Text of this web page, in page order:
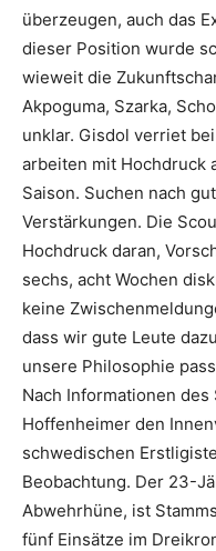
überzeugen, auch das
dieser Position wurde
wieweit die
Akpoguma, Szarka,
unklar. Gisdol verriet
arbeiten mit Hochdruck
Saison. Suchen nach
Verstärkungen. Die
Hochdruck daran,
sechs, acht Wochen
keine
dass wir gute Leute
unsere Philosophie
Nach Informationen
Hoffenheimer den
schwedischen
Beobachtung. Der 23-
Abwehrhüne, ist
fünf Einsätze im